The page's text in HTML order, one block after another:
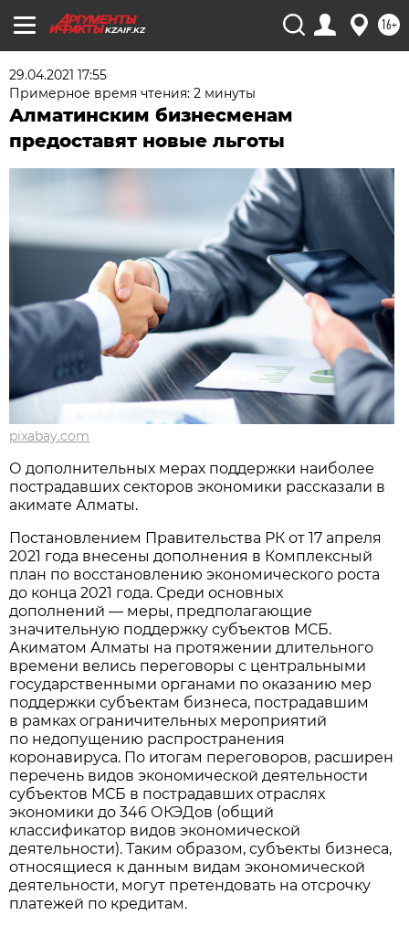
KZAIF.KZ 16+
29.04.2021 17:55
Примерное время чтения: 2 минуты
Алматинским бизнесменам
предоставят новые льготы
pixabay.com
О дополнительных мерах поддержки наиболее
пострадавших секторов экономики рассказали в
акимате Алматы.
Постановлением Правительства РК от 17 апреля
2021 года внесены дополнения в Комплексный
план по восстановлению экономического роста
до конца 2021 года. Среди основных
дополнений — меры, предполагающие
значительную поддержку субъектов МСБ.
Акиматом Алматы на протяжении длительного
времени велись переговоры с центральными
государственными органами по оказанию мер
поддержки субъектам бизнеса, пострадавшим
в рамках ограничительных мероприятий
по недопущению распространения
коронавируса. По итогам переговоров, расширен
перечень видов экономической деятельности
субъектов МСБ в пострадавших отраслях
экономики до 346 ОКЭДов (общий
классификатор видов экономической
деятельности). Таким образом, субъекты бизнеса,
относящиеся к данным видам экономической
деятельности, могут претендовать на отсрочку
платежей по кредитам.